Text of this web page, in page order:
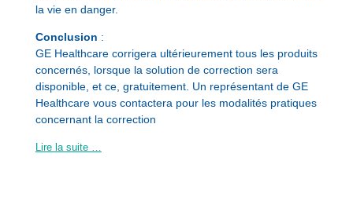
la vie en danger.
Conclusion :
GE Healthcare corrigera ultérieurement tous les produits
concernés, lorsque la solution de correction sera
disponible, et ce, gratuitement. Un représentant de GE
Healthcare vous contactera pour les modalités pratiques
concernant la correction
Lire la suite …